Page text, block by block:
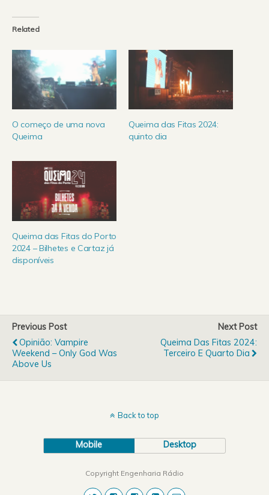
Related
O começo de uma nova
Queima
Queima das Fitas 2024:
quinto dia
Queima das Fitas do Porto
2024 – Bilhetes e Cartaz já
disponíveis
Previous Post
Opinião: Vampire
Weekend – Only God Was
Above Us
Next Post
Queima Das Fitas 2024:
Terceiro E Quarto Dia
Back to top
Mobile Desktop
Copyright Engenharia Rádio